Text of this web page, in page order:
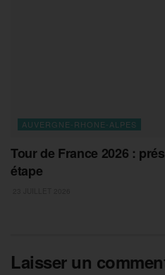
AUVERGNE-RHONE-ALPES
Tour de France 2026 :
étape
Laisser un